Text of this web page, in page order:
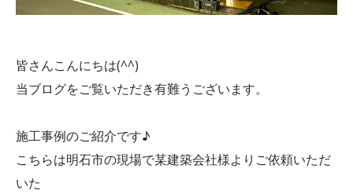
皆さんこんにちは(^^)
当ブログをご覧いただき有難うございます。
施工事例のご紹介です♪
こちらは明石市の現場で某建築会社様よりご依頼いただ
いた